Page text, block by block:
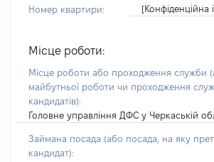
Номер квартири: [Конфіденційна
Місце роботи:
Місце роботи або проходження служби
майбутньої роботи чи проходження
кандидатів):
Головне управління ДФС у Черкаській
Займана посада (або посада, на яку
кандидат):